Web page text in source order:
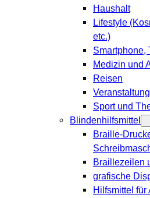
Haushalt
Lifestyle
etc.)
Smartphone,
Medizin und
Reisen
Sport und
Blindenhilfsmittel
Braille-
Braillezeilen
grafische
Hilfsmittel für